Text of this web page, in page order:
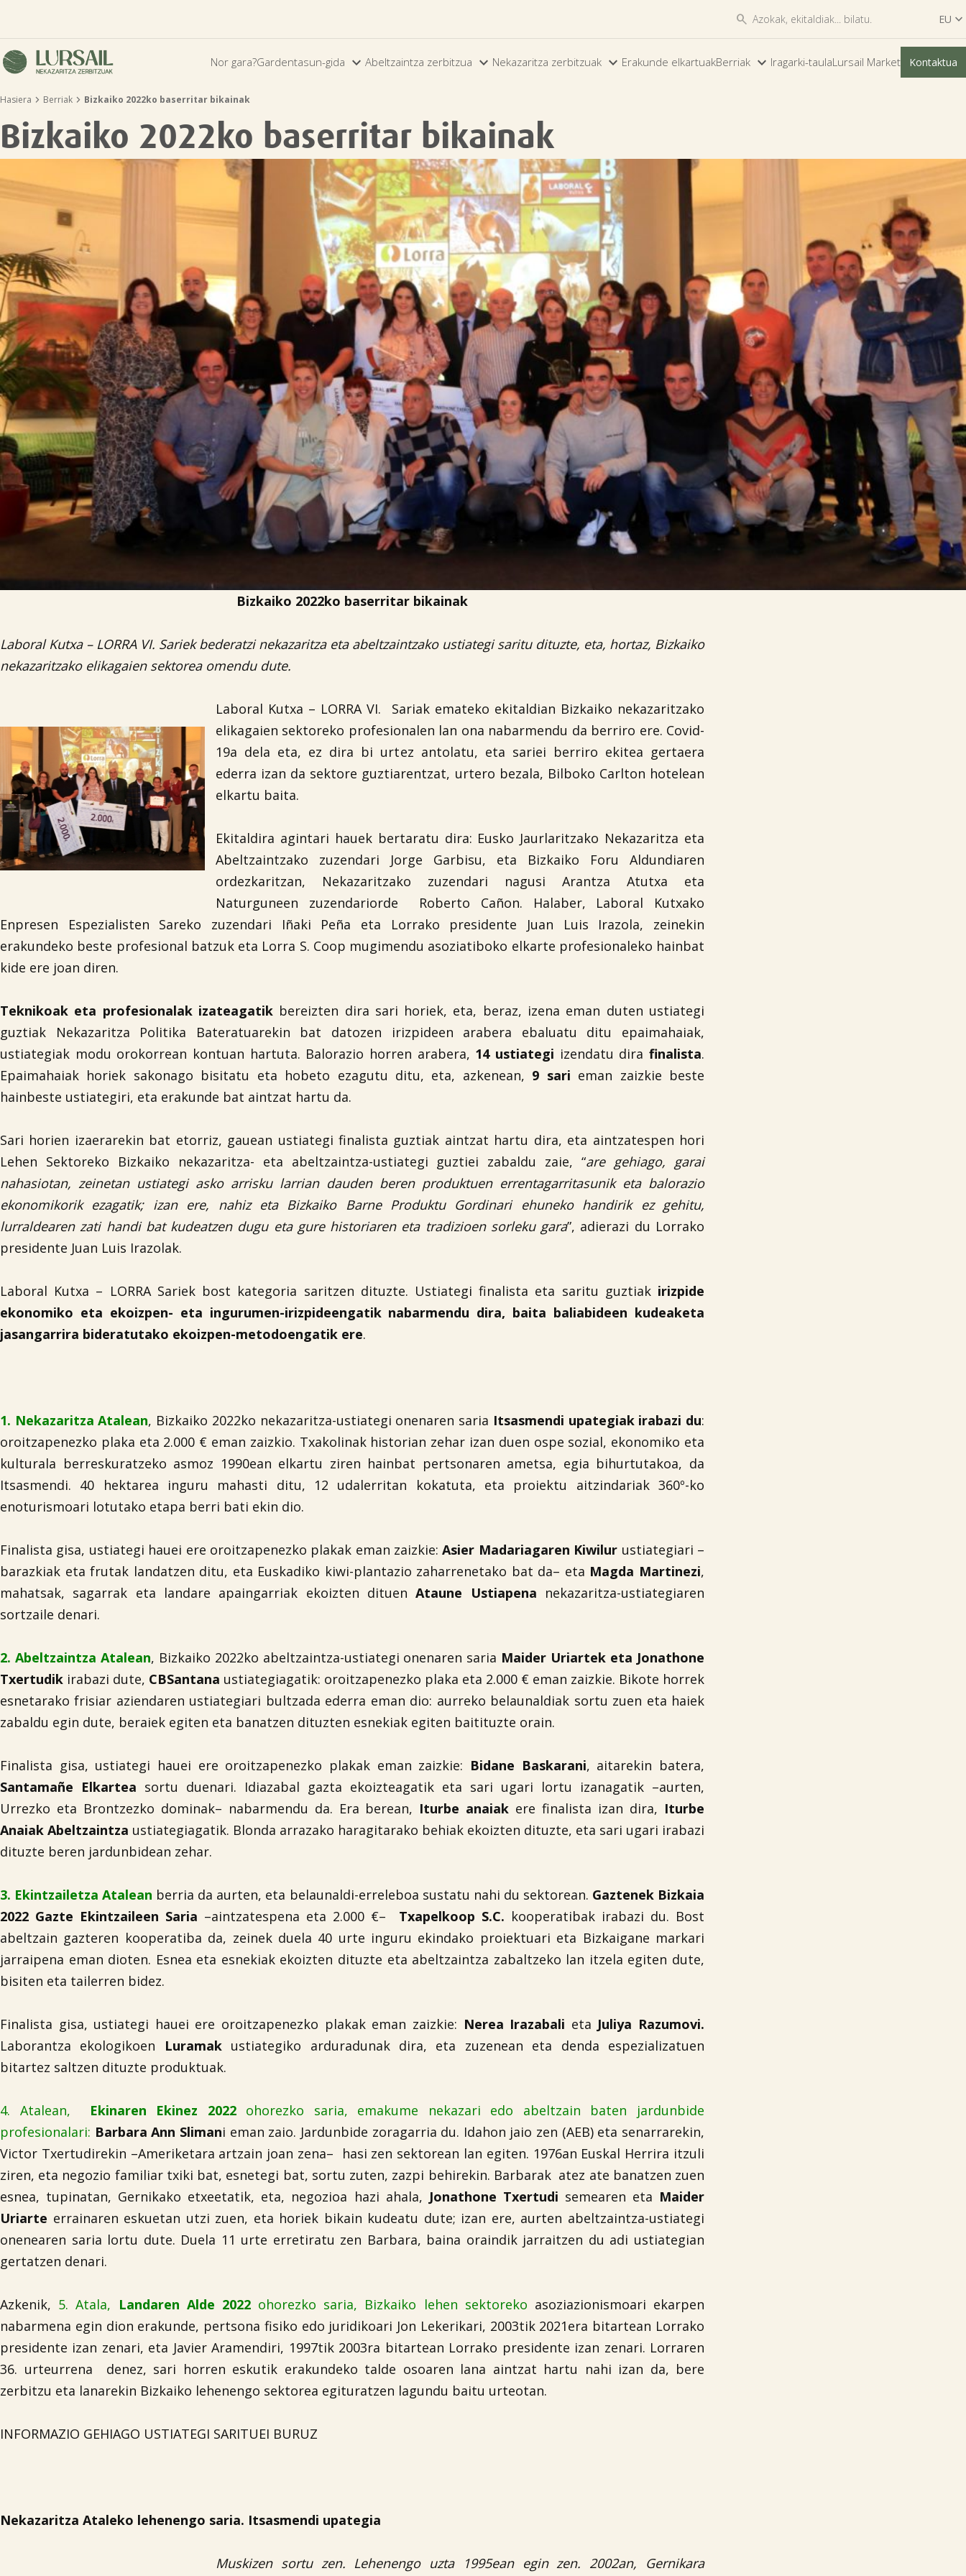
 EU 
ES
EU
Nor gara?Gardentasun-gida  Abeltzaintza zerbitzua  Nekazaritza zerbitzuak  Erakunde elkartuakBerriak  Iragarki-taulaLursail Market Kontaktua
Hasiera  Berriak  Bizkaiko 2022ko baserritar bikainak
Bizkaiko 2022ko baserritar bikainak
Bizkaiko 2022ko baserritar bikainak
Laboral Kutxa – LORRA VI. Sariek bederatzi nekazaritza eta abeltzaintzako ustiategi saritu dituzte, eta, hortaz, Bizkaiko
nekazaritzako elikagaien sektorea omendu dute.
Laboral Kutxa – LORRA VI. Sariak emateko ekitaldian Bizkaiko nekazaritzako
elikagaien sektoreko profesionalen lan ona nabarmendu da berriro ere. Covid-
19a dela eta, ez dira bi urtez antolatu, eta sariei berriro ekitea gertaera
ederra izan da sektore guztiarentzat, urtero bezala, Bilboko Carlton hotelean
elkartu baita.
Ekitaldira agintari hauek bertaratu dira: Eusko Jaurlaritzako Nekazaritza eta
Abeltzaintzako zuzendari Jorge Garbisu, eta Bizkaiko Foru Aldundiaren
ordezkaritzan, Nekazaritzako zuzendari nagusi Arantza Atutxa eta
Naturguneen zuzendariorde Roberto Cañon. Halaber, Laboral Kutxako
Enpresen Espezialisten Sareko zuzendari Iñaki Peña eta Lorrako presidente Juan Luis Irazola, zeinekin
erakundeko beste profesional batzuk eta Lorra S. Coop mugimendu asoziatiboko elkarte profesionaleko hainbat
kide ere joan diren.
Teknikoak eta profesionalak izateagatikbereizten dira sari horiek, eta, beraz, izena eman duten ustiategi
guztiak Nekazaritza Politika Bateratuarekin bat datozen irizpideen arabera ebaluatu ditu epaimahaiak,
ustiategiak modu orokorrean kontuan hartuta. Balorazio horren arabera, 14 ustiategi izendatu dirafinalista.
Epaimahaiak horiek sakonago bisitatu eta hobeto ezagutu ditu, eta, azkenean, 9 sari eman zaizkie beste
hainbeste ustiategiri, eta erakunde bat aintzat hartu da.
Sari horien izaerarekin bat etorriz, gauean ustiategi finalista guztiak aintzat hartu dira, eta aintzatespen hori
Lehen Sektoreko Bizkaiko nekazaritza- eta abeltzaintza-ustiategi guztiei zabaldu zaie, “are gehiago, garai
nahasiotan, zeinetan ustiategi asko arrisku larrian dauden beren produktuen errentagarritasunik eta balorazio
ekonomikorik ezagatik; izan ere, nahiz eta Bizkaiko Barne Produktu Gordinari ehuneko handirik ez gehitu,
lurraldearen zati handi bat kudeatzen dugu eta gure historiaren eta tradizioen sorleku gara”, adierazi du Lorrako
presidente Juan Luis Irazolak.
Laboral Kutxa – LORRA Sariek bost kategoria saritzen dituzte. Ustiategi finalista eta saritu guztiak irizpide
ekonomiko eta ekoizpen- eta ingurumen-irizpideengatik nabarmendu dira, baita baliabideen kudeaketa
jasangarrira bideratutako ekoizpen-metodoengatik ere.
1. Nekazaritza Atalean, Bizkaiko 2022ko nekazaritza-ustiategi onenaren saria Itsasmendi upategiak irabazi du:
oroitzapenezko plaka eta 2.000 € eman zaizkio. Txakolinak historian zehar izan duen ospe sozial, ekonomiko eta
kulturala berreskuratzeko asmoz 1990ean elkartu ziren hainbat pertsonaren ametsa, egia bihurtutakoa, da
Itsasmendi. 40 hektarea inguru mahasti ditu, 12 udalerritan kokatuta, eta proiektu aitzindariak 360º-ko
enoturismoari lotutako etapa berri bati ekin dio.
Finalista gisa, ustiategi hauei ere oroitzapenezko plakak eman zaizkie:Asier Madariagaren Kiwilur ustiategiari –
barazkiak eta frutak landatzen ditu, eta Euskadiko kiwi-plantazio zaharrenetako bat da– eta Magda Martinezi,
mahatsak, sagarrak eta landare apaingarriak ekoizten dituenAtaune Ustiapena nekazaritza-ustiategiaren
sortzaile denari.
2. Abeltzaintza Atalean, Bizkaiko 2022ko abeltzaintza-ustiategi onenaren saria Maider Uriartek eta Jonathone
Txertudik irabazi dute, CBSantana ustiategiagatik: oroitzapenezko plaka eta 2.000 € eman zaizkie. Bikote horrek
esnetarako frisiar aziendaren ustiategiari bultzada ederra eman dio: aurreko belaunaldiak sortu zuen eta haiek
zabaldu egin dute, beraiek egiten eta banatzen dituzten esnekiak egiten baitituzte orain.
Finalista gisa, ustiategi hauei ere oroitzapenezko plakak eman zaizkie: Bidane Baskarani, aitarekin batera,
Santamañe Elkartea sortu duenari. Idiazabal gazta ekoizteagatik eta sari ugari lortu izanagatik –aurten,
Urrezko eta Brontzezko dominak– nabarmendu da. Era berean, Iturbe anaiak ere finalista izan dira, Iturbe
Anaiak Abeltzaintza ustiategiagatik. Blonda arrazako haragitarako behiak ekoizten dituzte, eta sari ugari irabazi
dituzte beren jardunbidean zehar.
3. Ekintzailetza Atalean berria da aurten, eta belaunaldi-erreleboa sustatu nahi du sektorean. Gaztenek Bizkaia
2022 Gazte Ekintzaileen Saria –aintzatespena eta 2.000 €– Txapelkoop S.C. kooperatibak irabazi du. Bost
abeltzain gazteren kooperatiba da, zeinek duela 40 urte inguru ekindako proiektuari eta Bizkaigane markari
jarraipena eman dioten. Esnea eta esnekiak ekoizten dituzte eta abeltzaintza zabaltzeko lan itzela egiten dute,
bisiten eta tailerren bidez.
Finalista gisa, ustiategi hauei ere oroitzapenezko plakak eman zaizkie: Nerea Irazabali eta Juliya Razumovi.
Laborantza ekologikoen Luramakustiategiko arduradunak dira, eta zuzenean eta denda espezializatuen
bitartez saltzen dituzte produktuak.
4. Atalean, Ekinaren Ekinez 2022ohorezko saria, emakume nekazari edo abeltzain baten jardunbide
profesionalari: Barbara Ann Slimani eman zaio. Jardunbide zoragarria du. Idahon jaio zen (AEB) eta senarrarekin,
Victor Txertudirekin –Ameriketara artzain joan zena– hasi zen sektorean lan egiten. 1976an Euskal Herrira itzuli
ziren, eta negozio familiar txiki bat, esnetegi bat, sortu zuten, zazpi behirekin. Barbarak atez ate banatzen zuen
esnea, tupinatan, Gernikako etxeetatik, eta, negozioa hazi ahala, Jonathone Txertudi semearen eta Maider
Uriarte errainaren eskuetan utzi zuen, eta horiek bikain kudeatu dute; izan ere, aurten abeltzaintza-ustiategi
onenearen saria lortu dute. Duela 11 urte erretiratu zen Barbara, baina oraindik jarraitzen du adi ustiategian
gertatzen denari.
Azkenik, 5. Atala, Landaren Alde 2022ohorezko saria, Bizkaiko lehen sektoreko asoziazionismoari ekarpen
nabarmena egin dion erakunde, pertsona fisiko edo juridikoari Jon Lekerikari, 2003tik 2021era bitartean Lorrako
presidente izan zenari, eta Javier Aramendiri, 1997tik 2003ra bitartean Lorrako presidente izan zenari. Lorraren
36. urteurrena denez, sari horren eskutik erakundeko talde osoaren lana aintzat hartu nahi izan da, bere
zerbitzu eta lanarekin Bizkaiko lehenengo sektorea egituratzen lagundu baitu urteotan.
INFORMAZIO GEHIAGO USTIATEGI SARITUEI BURUZ
Nekazaritza Ataleko lehenengo saria. Itsasmendi upategia
Muskizen sortu zen. Lehenengo uzta 1995ean egin zen. 2002an, Gernikara